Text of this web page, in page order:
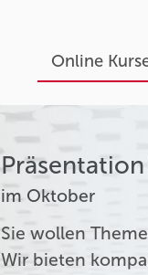
Online
im Oktober
Sie wollen
Wir bieten